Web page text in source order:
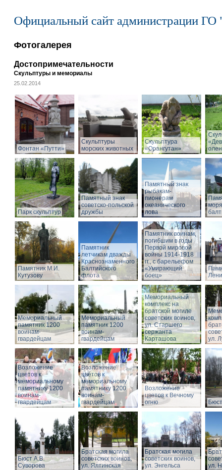
Официальный сайт администрации ГО
Фотогалерея
Достопримечательности
Скульптуры и мемориалы
25.02.2014
Фонтан «Путти»
Скульптуры
морских животных
Скульптура
«Орангутан»
Парк скульптур
Памятный знак
советско-польской
дружбы
Памятный знак
рыбакам-
пионерам
океанического
лова
Памятник М.И.
Кутузову
Памятник
летчикам дважды
Краснознаменного
Балтийского
флота
Памятник воинам,
погибшим в годы
Первой мировой
войны 1914-1918
гг., с барельефом
«Умирающий
боец»
Мемориальный
памятник 1200
воинам-
гвардейцам
Мемориальный
памятник 1200
воинам-
гвардейцам
Мемориальный
комплекс на
братской могиле
советских воинов,
ул. Старшего
сержанта
Карташова
ул.
Возложение
цветов к
мемориальному
памятнику 1200
воинам-
гвардейцам
Возложение
цветов к
мемориальному
памятнику 1200
воинам-
гвардейцам
Возложение
цветов к Вечному
огню
Бюст А.В.
Суворова
Братская могила
советских воинов,
ул. Ялтинская
Братская могила
советских воинов,
ул. Энгельса
ул.